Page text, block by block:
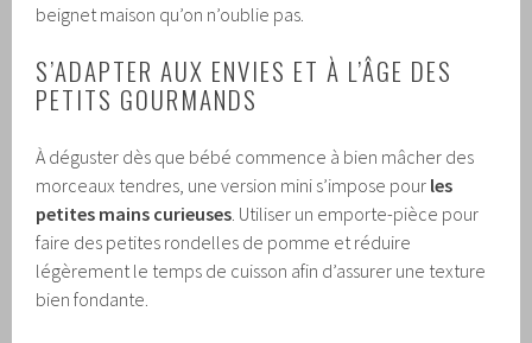
beignet maison qu’on n’oublie pas.
S’ADAPTER AUX ENVIES ET À L’ÂGE DES
PETITS GOURMANDS
À déguster dès que bébé commence à bien mâcher des
morceaux tendres, une version mini s’impose pour les
petites mains curieuses. Utiliser un emporte-pièce pour
faire des petites rondelles de pomme et réduire
légèrement le temps de cuisson afin d’assurer une texture
bien fondante.